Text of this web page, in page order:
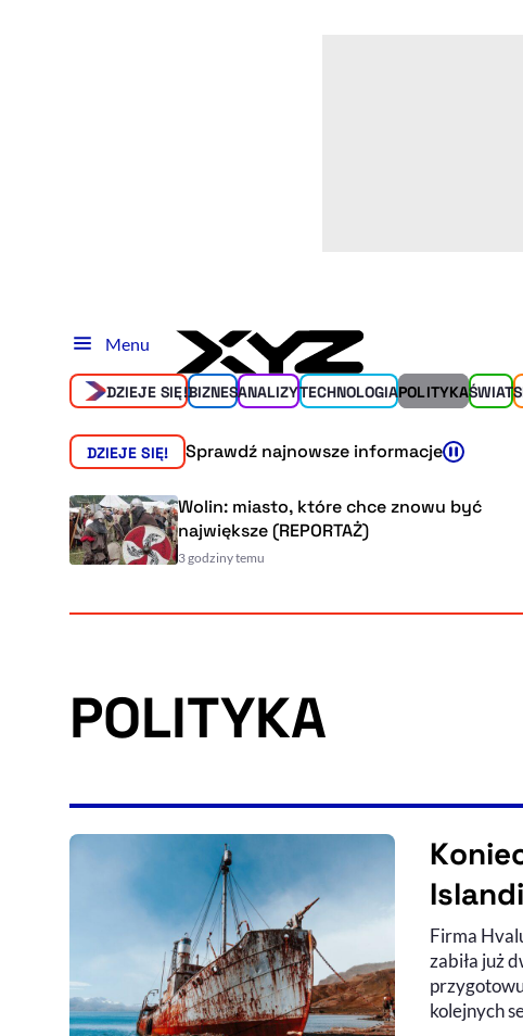
Menu
DZIEJE SIĘ!BIZNESANALIZYTECHNOLOGIAPOLITYKAŚWIAT
DZIEJE SIĘ! Sprawdź najnowsze informacje
Wolin: miasto, które chce znowu być
największe (REPORTAŻ)
3 godziny temu
POLITYKA
Firma
zabiła już
kolejnych